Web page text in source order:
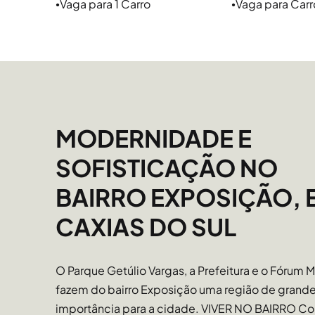
garantindo um processo rápido, seguro e
●Vaga para 1 Carro ●Vaga para
MODERNIDADE E
SOFISTICAÇÃO NO
BAIRRO EXPOSIÇÃO,
CAXIAS DO SUL
O Parque Getúlio Vargas, a Prefeitura e o Fórum
fazem do bairro Exposição uma região de grande
importância para a cidade. VIVER NO BAIRRO